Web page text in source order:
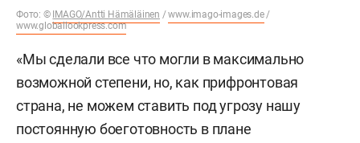
Фото: © IMAGO/Antti Hämäläinen /www.imago-images.de/
www.globallookpress.com
«Мы сделали все что могли в максимально
возможной степени, но, как прифронтовая
страна, не можем ставить под угрозу нашу
постоянную боеготовность в плане